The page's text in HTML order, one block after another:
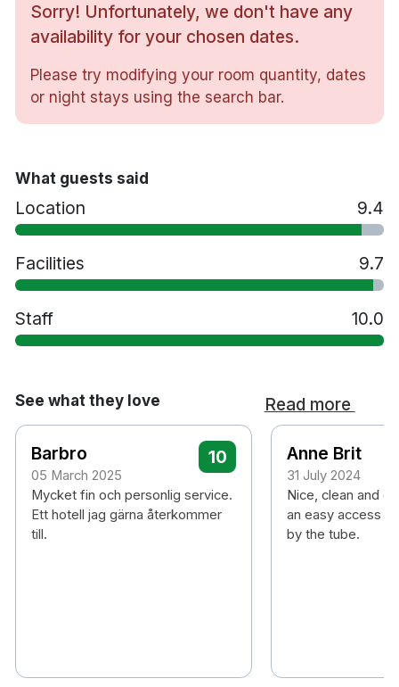
Rullstolsanpassad parkering
Danderyds sjukhus - 18 minuters promenad
Sorry! Unfortunately, we don't have any
availability for your chosen dates.
Please try modifying your room quantity, dates
or night stays using the search bar.
What guests said
Location 9.4
Facilities 9.7
Staff 10.0
See what they love Read more
Barbro
05 March 2025
10
Mycket fin och personlig service.
Ett hotell jag gärna återkommer
till.
Anne Brit
31 July 2024
Nice, clean and
an easy access
by the tube.